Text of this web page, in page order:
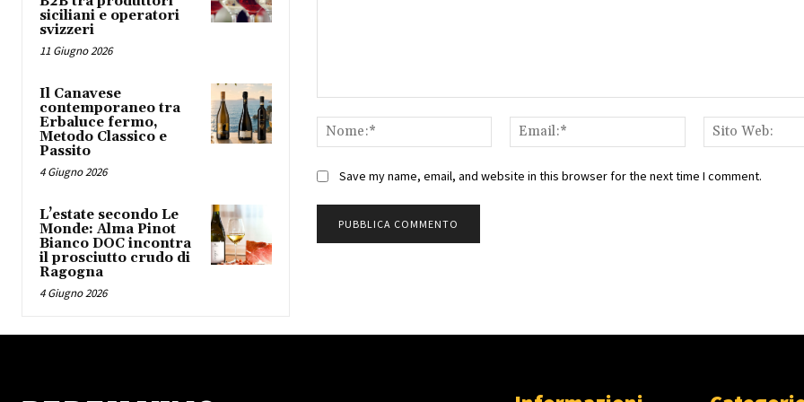
siciliani e operatori
svizzeri
11 Giugno 2026
Il Canavese
contemporaneo tra
Erbaluce fermo,
Metodo Classico e
Passito
4 Giugno 2026
L’estate secondo Le
Monde: Alma Pinot
Bianco DOC incontra
il prosciutto crudo di
Ragogna
4 Giugno 2026
Nome:*
Email:*
Save my name, email, and website in this browser for the next time I comment.